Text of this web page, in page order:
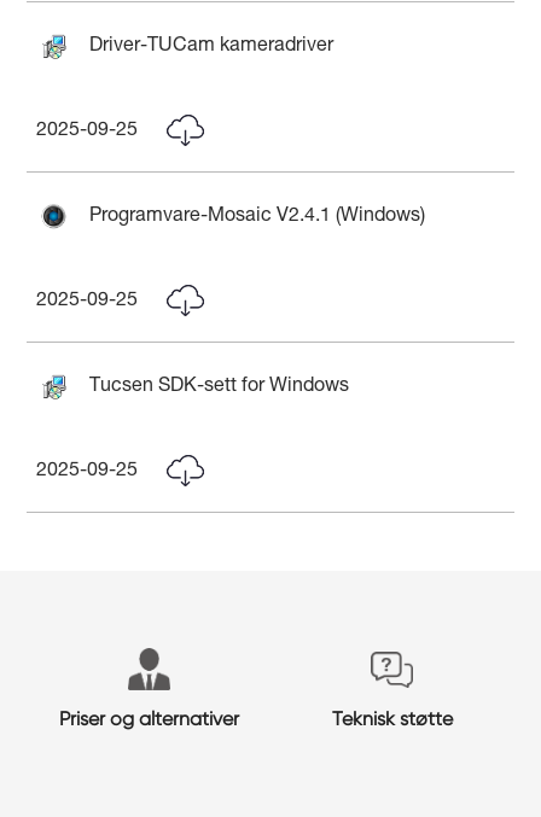
Driver-TUCam kameradriver
2025-09-25
Programvare-Mosaic V2.4.1 (Windows)
2025-09-25
Tucsen SDK-sett for Windows
2025-09-25
Priser og alternativer Teknisk støtte